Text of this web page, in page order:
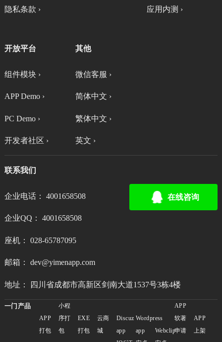
隐私条款 › 应用内测 ›
开放平台
组件模块 ›
APP Demo ›
PC Demo ›
开发者社区 ›
其他
微信客服 ›
简体中文 ›
繁体中文 ›
英文 ›
联系我们
企业电话： 4001658508
企业QQ： 4001658508
座机： 028-65787095
邮箱： dev@yimenapp.com
地址： 四川省成都市高新区剑南大道1537号3栋4楼
在线咨询
一门产品
APP
打包
小程
序打
包
EXE
打包
云商
城
Discuz
app
Wordpress
app
Webclip
APP
软著
申请
APP
上架